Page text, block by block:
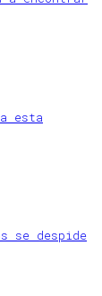
esta
se despide